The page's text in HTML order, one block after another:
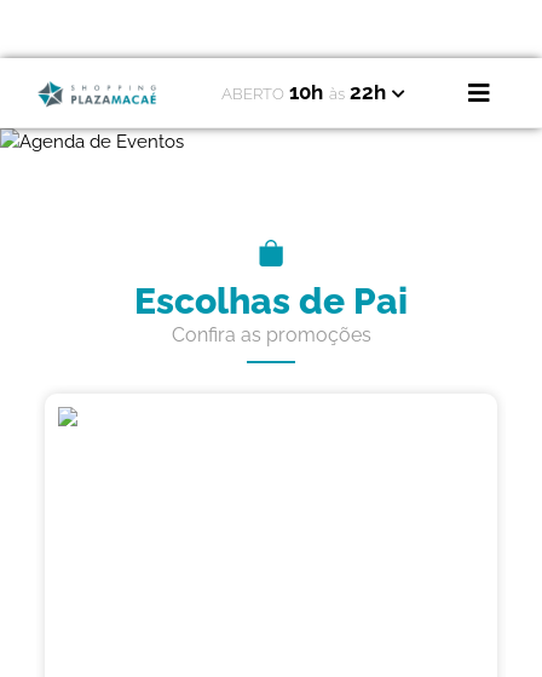
ABERTO 10h às 22h
Escolhas de Pai
Confira as promoções